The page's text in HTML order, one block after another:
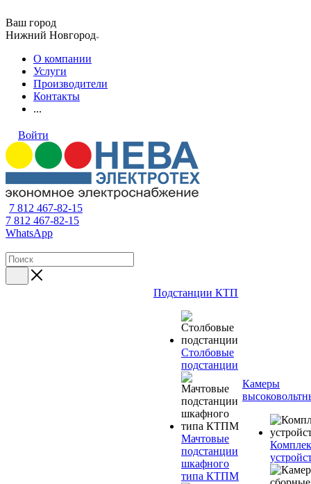
Ваш город
Нижний Новгород
О компании
Услуги
Производители
Контакты
...
Войти
7 812 467-82-15
7 812 467-82-15
WhatsApp
Подстанции КТП
Столбовые
подстанции
Мачтовые
подстанции
шкафного
типа КТПМ
Камеры